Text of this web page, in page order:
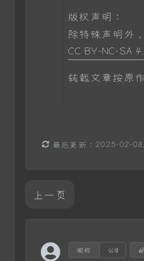
版权声明：
除特殊声明外
CC BY-NC-SA
转载文章按原
最后更新：2025-02-
上一页
昵称